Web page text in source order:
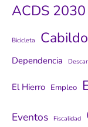
ACDS 2030
Bicicleta
Dependencia
El Hierro Empleo
Eventos Fiscalidad